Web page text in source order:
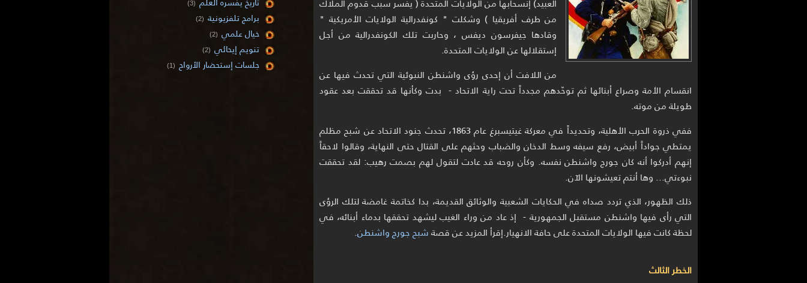
من طرف أفريقيا ) وشكلت " كونفدرالية الولايات الأمريكية "
وقادها جيفرسون ديفس ، وحاربت تلك الكونفدرالية من أجل
إستقلالها عن الولايات المتحدة.
من اللافت أن إحدى رؤى واشنطن النبوئية التي تحدث فيها عن
انقسام الأمة وصراع أبنائها ثم توحّدهم مجدداً تحت راية الاتحاد - بدت وكأنها قد تحققت بعد عقود
طويلة من موته.
ففي ذروة الحرب الأهلية، وتحديداً في معركة غيتيسبرغ عام 1863، تحدث جنود الاتحاد عن شبح مظلم
يمتطي جواداً أبيض، رفع سيفه وسط الدخان والضباب وحثهم على القتال حتى النهاية، وقالوا لاحقاً
إنهم أدركوا أنه كان جورج واشنطن نفسه. وكأن روحه قد عادت لتقول لهم بصمت رهيب: لقد تحققت
نبوءتي... وها أنتم تعيشونها الآن.
ذلك الظهور، الذي تردد صداه في الحكايات الشعبية والوثائق القديمة، بدا كخاتمة غامضة لتلك الرؤى
التي رأى فيها واشنطن مستقبل الجمهورية - إذ عاد من وراء الغيب ليشهد تحققها بدماء أبنائه، في
لحظة كانت فيها الولايات المتحدة على حافة الانهيار.إقرأ المزيد عن قصةشبح جورج واشنطن.
الخطر الثالث
(3)
برامج تلفزيونية (2)
خيال علمي (2)
تنويم إيحائي (2)
جلسات إستحضار الأرواح (1)